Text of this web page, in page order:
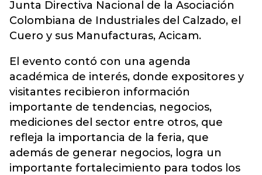
Junta Directiva Nacional de la Asociación
Colombiana de Industriales del Calzado, el
Cuero y sus Manufacturas, Acicam.
El evento contó con una agenda
académica de interés, donde expositores y
visitantes recibieron información
importante de tendencias, negocios,
mediciones del sector entre otros, que
refleja la importancia de la feria, que
además de generar negocios, logra un
importante fortalecimiento para todos los